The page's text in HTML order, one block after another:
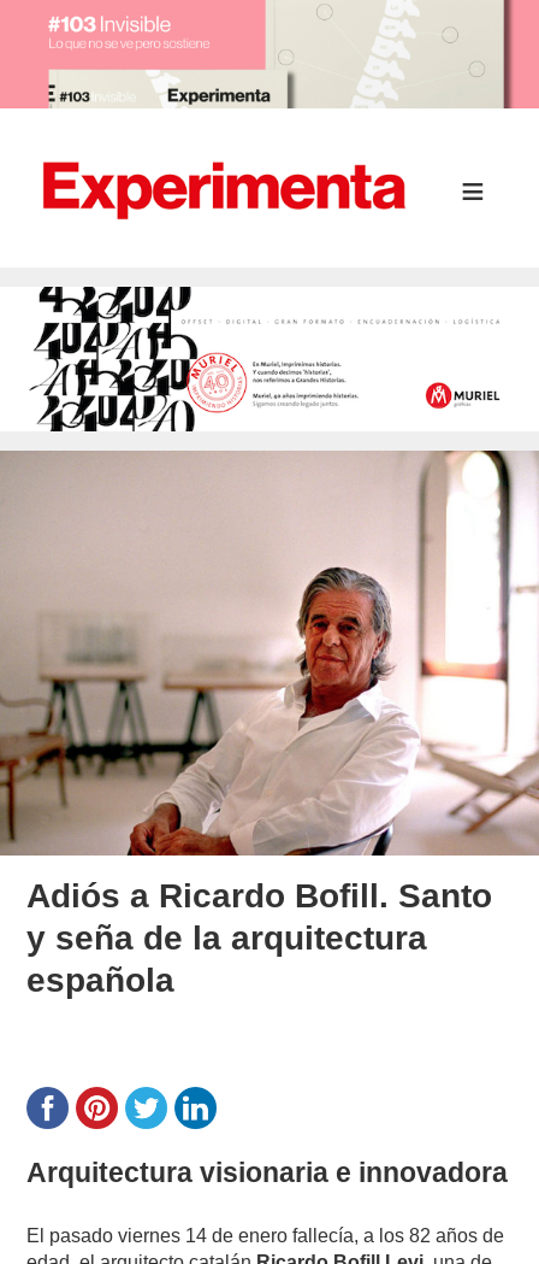
Adiós a Ricardo Bofill. Santo
y seña de la arquitectura
española
Arquitectura visionaria e innovadora
El pasado viernes 14 de enero fallecía, a los 82 años de